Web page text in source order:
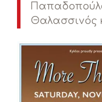
Θαλασσινός